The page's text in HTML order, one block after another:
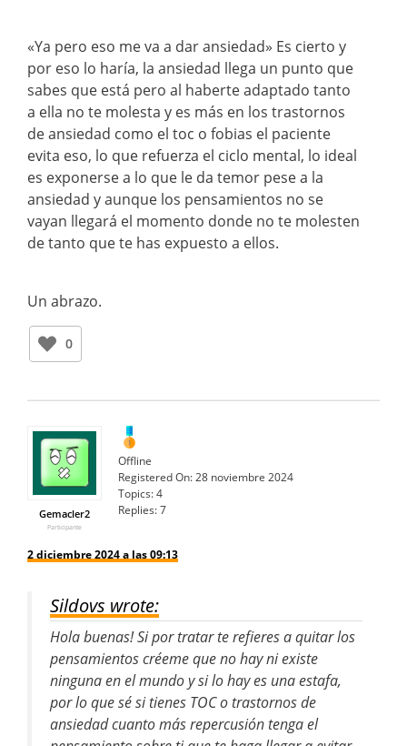
«Ya pero eso me va a dar ansiedad» Es cierto y
por eso lo haría, la ansiedad llega un punto que
sabes que está pero al haberte adaptado tanto
a ella no te molesta y es más en los trastornos
de ansiedad como el toc o fobias el paciente
evita eso, lo que refuerza el ciclo mental, lo ideal
es exponerse a lo que le da temor pese a la
ansiedad y aunque los pensamientos no se
vayan llegará el momento donde no te molesten
de tanto que te has expuesto a ellos.
Un abrazo.
0
Gemacler2
Participante
Offline
Registered On:28 noviembre 2024
Topics:4
Replies:7
2 diciembre 2024 a las 09:13
Sildovs wrote:
Hola buenas! Si por tratar te refieres a quitar los
pensamientos créeme que no hay ni existe
ninguna en el mundo y si lo hay es una estafa,
por lo que sé si tienes TOC o trastornos de
ansiedad cuanto más repercusión tenga el